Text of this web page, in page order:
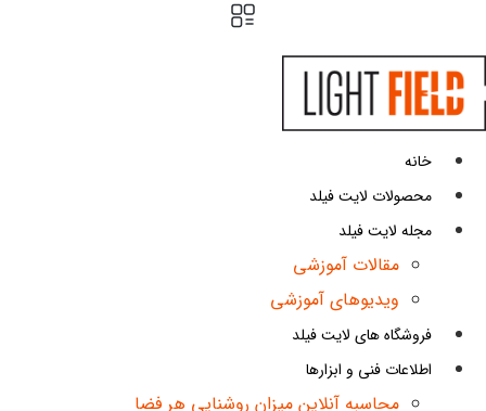
به
محتوا
خانه
محصولات لایت فیلد
مجله لایت فیلد
مقالات آموزشی
ویدیوهای آموزشی
فروشگاه های لایت فیلد
اطلاعات فنی و ابزارها
محاسبه آنلاین میزان روشنایی هر فضا